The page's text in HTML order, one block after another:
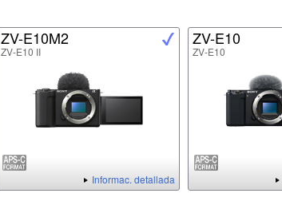
ZV-E10M2
ZV-E10 II
Informac. detallada
ZV-E10
ZV-E10